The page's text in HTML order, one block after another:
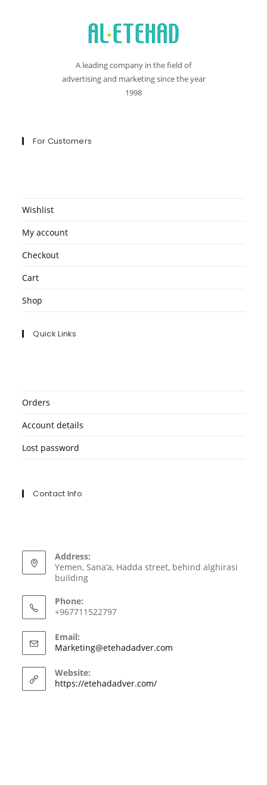
A leading company in the field of
advertising and marketing since the year
1998
For Customers
Wishlist
My account
Checkout
Cart
Shop
Quick Links
Orders
Account details
Lost password
Contact Info
Address:
Yemen, Sana’a, Hadda street, behind alghirasi
building
Phone:
+967711522797
Email:
Marketing@etehadadver.com
Website:
https://etehadadver.com/